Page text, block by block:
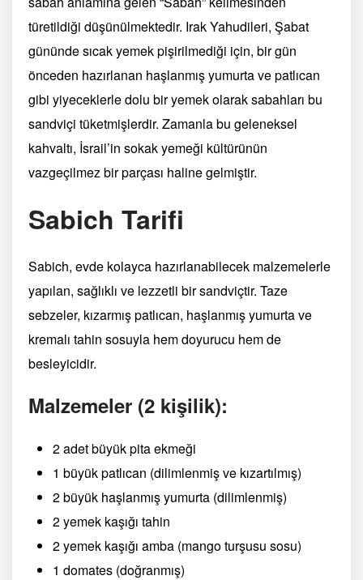
türetildiği düşünülmektedir. Irak Yahudileri, Şabat
gününde sıcak yemek pişirilmediği için, bir gün
önceden hazırlanan haşlanmış yumurta ve patlıcan
gibi yiyeceklerle dolu bir yemek olarak sabahları bu
sandviçi tüketmişlerdir. Zamanla bu geleneksel
kahvaltı, İsrail’in sokak yemeği kültürünün
vazgeçilmez bir parçası haline gelmiştir.
Sabich Tarifi
Sabich, evde kolayca hazırlanabilecek malzemelerle
yapılan, sağlıklı ve lezzetli bir sandviçtir. Taze
sebzeler, kızarmış patlıcan, haşlanmış yumurta ve
kremalı tahin sosuyla hem doyurucu hem de
besleyicidir.
Malzemeler (2 kişilik):
2 adet büyük pita ekmeği
1 büyük patlıcan (dilimlenmiş ve kızartılmış)
2 büyük haşlanmış yumurta (dilimlenmiş)
2 yemek kaşığı tahin
2 yemek kaşığı amba (mango turşusu sosu)
1 domates (doğranmış)